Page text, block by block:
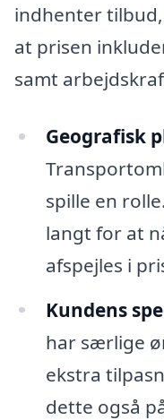
indhenter
at prisen
samt
Geografisk
spille en
langt for at
afspejles i
Kundens
har særlige
ekstra
dette også